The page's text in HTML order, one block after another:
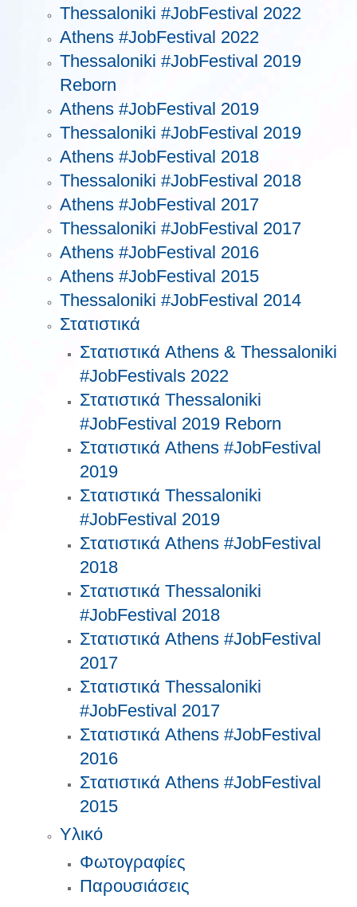
Thessaloniki #JobFestival 2022
Athens #JobFestival 2022
Thessaloniki #JobFestival 2019
Reborn
Athens #JobFestival 2019
Thessaloniki #JobFestival 2019
Athens #JobFestival 2018
Thessaloniki #JobFestival 2018
Athens #JobFestival 2017
Τhessaloniki #JobFestival 2017
Athens #JobFestival 2016
Athens #JobFestival 2015
Thessaloniki #JobFestival 2014
Στατιστικά
Στατιστικά Athens & Thessaloniki
#JobFestivals 2022
Στατιστικά Thessaloniki
#JobFestival 2019 Reborn
Στατιστικά Athens #JobFestival
2019
Στατιστικά Thessaloniki
#JobFestival 2019
Στατιστικά Athens #JobFestival
2018
Στατιστικά Thessaloniki
#JobFestival 2018
Στατιστικά Athens #JobFestival
2017
Στατιστικά Thessaloniki
#JobFestival 2017
Στατιστικά Athens #JobFestival
2016
Στατιστικά Athens #JobFestival
2015
Υλικό
Φωτογραφίες
Παρουσιάσεις